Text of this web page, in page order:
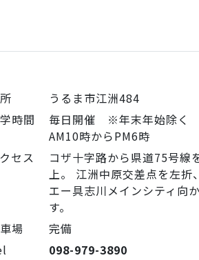
うるま市江洲484
時間
毎日開催 ※年末年始除く
AM10時からPM6時
セス
コザ十字路から県道75号線
上。 江洲中原交差点を左折
エー具志川メインシティ向
す。
場
完備
098-979-3890